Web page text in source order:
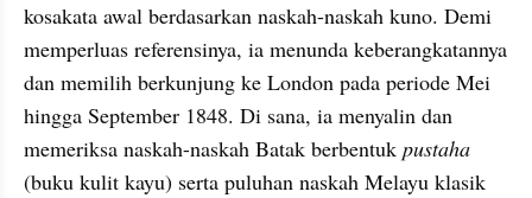
kosakata awal berdasarkan naskah-naskah kuno. Demi
memperluas referensinya, ia menunda keberangkatannya
dan memilih berkunjung ke London pada periode Mei
hingga September 1848. Di sana, ia menyalin dan
memeriksa naskah-naskah Batak berbentuk
(buku kulit kayu) serta puluhan naskah Melayu klasik